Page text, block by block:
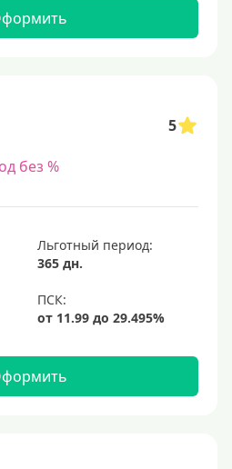
5
без %
Льготный период:
365 дн.